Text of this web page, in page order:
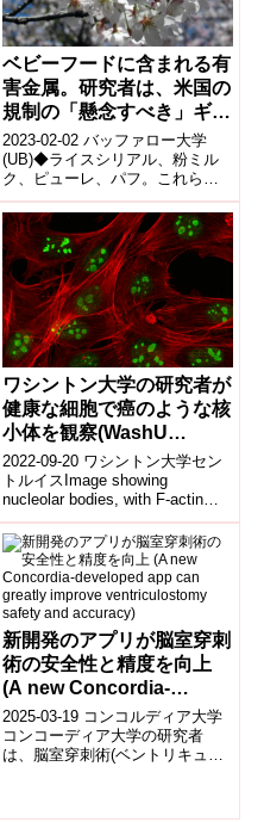
ベビーフードに含まれる有
害金属。研究者は、米国の
規制の「懸念すべき」ギャ
ップを発見した。(Toxic
metals in baby food:
Researchers find
‘concerning’ gaps in U.S.
regulations)
2023-02-02 バッファロー大学
(UB)◆ライスシリアル、粉ミル
ク、ピューレ、パフ。これらは
離乳食売り場で購入される最も
人気のある商品の一つである。
そして...
ワシントン大学の研究者が
健康な細胞で癌のような核
小体を観察(WashU
researchers observe
cancer-like nucleoli in
healthy cells)
2022-09-20 ワシントン大学セン
トルイスImage showing
nucleolar bodies, with F-actin
(red) and n...
新開発のアプリが脳室穿刺
術の安全性と精度を向上
(A new Concordia-
developed app can
greatly improve
ventriculostomy safety
2025-03-19 コンコルディア大学
コンコーディア大学の研究者
は、脳室穿刺術(ベントリキュロ